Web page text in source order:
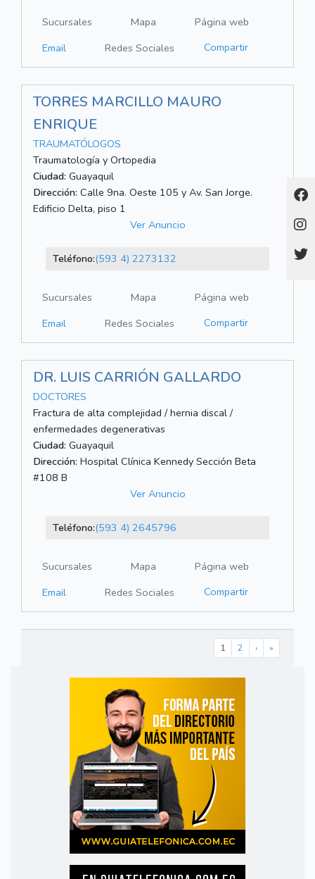
Sucursales Mapa
Página web
Email
Redes Sociales Compartir
TORRES MARCILLO MAURO
ENRIQUE
TRAUMATÓLOGOS
Traumatología y Ortopedia
Ciudad: Guayaquil
Dirección: Calle 9na. Oeste 105 y Av. San Jorge.
Edificio Delta, piso 1
Ver Anuncio
Teléfono:(593 4) 2273132
Sucursales Mapa
Página web
Email
Redes Sociales Compartir
DR. LUIS CARRIÓN GALLARDO
DOCTORES
Fractura de alta complejidad / hernia discal /
enfermedades degenerativas
Ciudad: Guayaquil
Dirección: Hospital Clínica Kennedy Sección Beta
#108 B
Ver Anuncio
Teléfono:(593 4) 2645796
Sucursales Mapa
Página web
Email
Redes Sociales Compartir
1 2 › »